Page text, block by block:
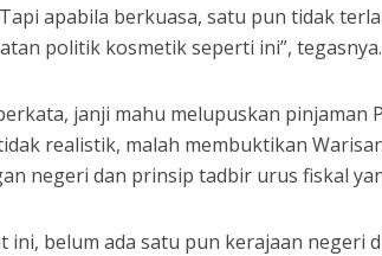
apabila berkuasa, satu pun tidak
politik kosmetik seperti ini”, tegasnya.
janji mahu melupuskan pinjaman
realistik, malah membuktikan
negeri dan prinsip tadbir urus fiskal
ini, belum ada satu pun kerajaan negeri